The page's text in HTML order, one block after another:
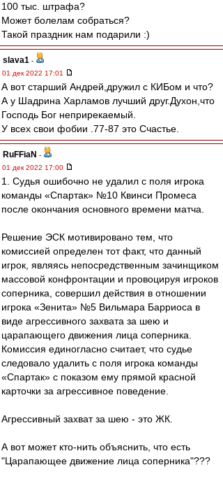
100 тыс. штрафа?
Может болелам собраться?
Такой праздник нам подарили :)
slava1 -
01 дек 2022 17:01
А вот старший Андрей,дружил с КИБом и что?
А у Шадрина Харламов лучший друг.Духон,что
Господь Бог неприрекаемый.
У всех свои фобии .77-87 это Счастье.
RuFFiaN -
01 дек 2022 17:00
1. Судья ошибочно не удалил с поля игрока
команды «Спартак» №10 Квинси Промеса
после окончания основного времени матча.
Решение ЭСК мотивировано тем, что
комиссией определен тот факт, что данный
игрок, являясь непосредственным зачинщиком
массовой конфронтации и провоцируя игроков
соперника, совершил действия в отношении
игрока «Зенита» №5 Вильмара Барриоса в
виде агрессивного захвата за шею и
царапающего движения лица соперника.
Комиссия единогласно считает, что судье
следовало удалить с поля игрока команды
«Спартак» с показом ему прямой красной
карточки за агрессивное поведение.
Агрессивный захват за шею - это ЖК.
А вот может кто-нить объяснить, что есть
"Царапающее движение лица соперника"???